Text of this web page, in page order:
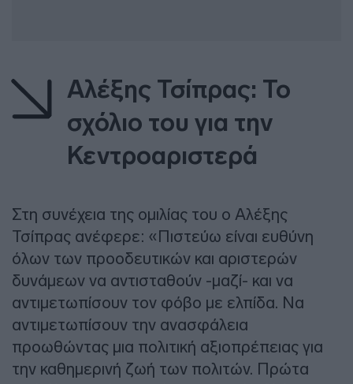
Αλέξης Τσίπρας: Το
σχόλιο του για την
Κεντροαριστερά
Στη συνέχεια της ομιλίας του ο Αλέξης
Τσίπρας ανέφερε: «Πιστεύω είναι ευθύνη
όλων των προοδευτικών και αριστερών
δυνάμεων να αντισταθούν -μαζί- και να
αντιμετωπίσουν τον φόβο με ελπίδα. Να
αντιμετωπίσουν την ανασφάλεια
προωθώντας μια πολιτική αξιοπρέπειας για
την καθημερινή ζωή των πολιτών. Πρώτα